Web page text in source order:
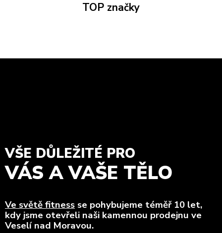
TOP značky
VŠE DŮLEŽITÉ PRO
VÁS A VAŠE TĚLO
Ve světě fitness se pohybujeme téměř 10 let,
kdy jsme otevřeli naši kamennou prodejnu ve
Veselí nad Moravou.